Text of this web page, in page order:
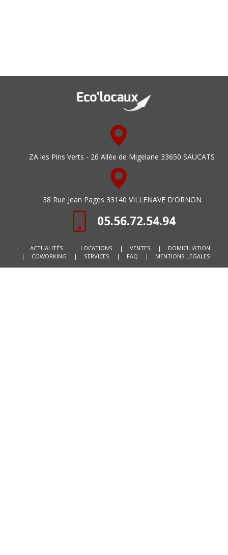
ZA les Pins Verts - 26 Allée de Migelane 33650 SAUCATS
38 Rue Jean Pages 33140 VILLENAVE D'ORNON
05.56.72.54.94
ACTUALITÉS | LOCATIONS | VENTES |
DOMICILIATION
|
COWORKING | SERVICES | FAQ | MENTIONS LEGALES